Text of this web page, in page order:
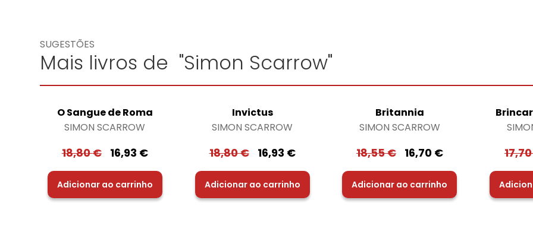
SUGESTÕES
Mais livros de "Simon Scarrow"
O Sangue de Roma
SIMON SCARROW
18,80€ 16,93 €
Adicionar ao carrinho
Invictus
SIMON SCARROW
18,80€ 16,93 €
Adicionar ao carrinho
Britannia
SIMON SCARROW
18,55€ 16,70 €
Adicionar ao carrinho